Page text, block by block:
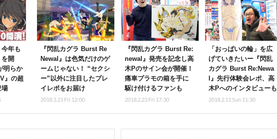
今年も
を開
明らか
』の超
場
『閃乱カグラ Burst Re
Newal』は色気だけのゲ
ームじゃない！ “セクシ
ー”以外に注目したプレ
イレポをお届け
2018.3.23 Fri 12:00
『閃乱カグラ Burst Re:
newal』発売を記念し高
木Pのサイン会が開催！
痛車プラモの箱を手に
駆け付けるファンも
2018.2.23 Fri 17:30
「おっぱいの輪」を広
げていきたいー『閃乱
カグラ Burst Re:Newa
l』先行体験会レポ、高
木Pへのインタビューも
2018.2.11 Sun 11:30